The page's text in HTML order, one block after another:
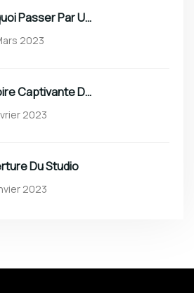
Pourquoi Passer Par Un Studio Professionnel ?
2023
L’histoire Captivante Du Roi Vaval
2023
Du Studio
2023